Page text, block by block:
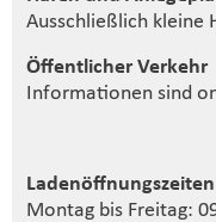
Ausschließlich kleine
Öffentlicher Verkehr
Informationen sind
Ladenöffnungszeiten
Montag bis Freitag: